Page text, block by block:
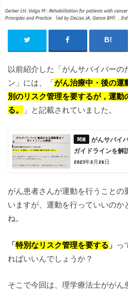
以前紹介した「がんサバイバーの
ン」には、「がん治療中・後の運
別のリスク管理を要するが，運動
る。
」と記載されていました。
がんサバイ
ガイドラインを解
2023年2月28日
がん患者さんが運動を行うことの
いますが、運動を行っていいのか
ね。
「特別なリスク管理を要する 」 っ
ればいいんでしょうか？
そこで今回は、理学療法士ががん